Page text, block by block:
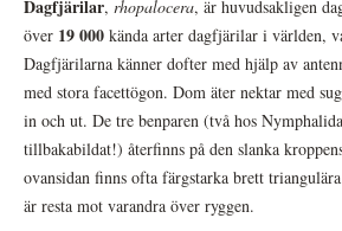
Dagfjärilar, rhopalocera, är huvudsakligen
över 19 000 kända arter dagfjärilar i världen,
Dagfjärilarna känner dofter med hjälp av
med stora facettögon. Dom äter nektar med
in och ut. De tre benparen (två hos
tillbakabildat!) återfinns på den slanka
ovansidan finns ofta färgstarka brett
är resta mot varandra över ryggen.